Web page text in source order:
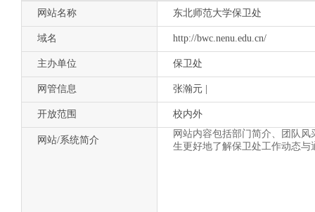
网站名称 东北师范大学保卫处
域名 http://bwc.nenu.edu.cn/
主办单位 保卫处
网管信息 张瀚元 |
开放范围 校内外
网站/系统简介
网站内容包括部门简介、团队
生更好地了解保卫处工作动态与